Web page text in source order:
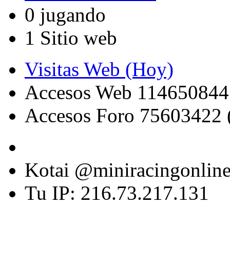
0 jugando
1 Sitio web
Visitas Web (Hoy)
Accesos Web
Accesos Foro 75603422
Kotai
Tu IP: 216.73.217.131